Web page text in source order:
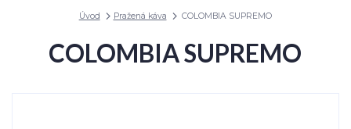
Úvod Pražená káva COLOMBIA SUPREMO
COLOMBIA SUPREMO